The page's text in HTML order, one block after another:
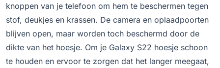
knoppen van je telefoon om hem te beschermen tegen
stof, deukjes en krassen. De camera en oplaadpoorten
blijven open, maar worden toch beschermd door de
dikte van het hoesje. Om je Galaxy S22 hoesje schoon
te houden en ervoor te zorgen dat het langer meegaat,